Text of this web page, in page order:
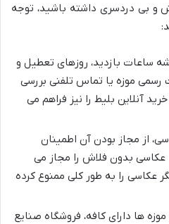
و بی دردسری داشته باشید، توجه
ساعات بازدید، روزهای تعطیل و
رسمی موزه یا تماس تلفنی بررسی
آنلاین بلیط را نیز فراهم می
از مجاز بودن آن اطمینان
عکاسی بدون فلاش را مجاز می
عکاسی را به طور کلی ممنوع کرده
ها دارای کافه، فروشگاه صنایع